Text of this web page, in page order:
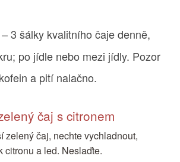
3 šálky kvalitního čaje denně,
po jídle nebo mezi jídly. Pozor
a pití nalačno.
čaj s citronem
zelený čaj, nechte vychladnout,
citronu a led. Neslaďte.